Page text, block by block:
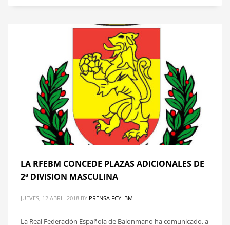
LA RFEBM CONCEDE PLAZAS ADICIONALES DE
2ª DIVISION MASCULINA
JUEVES, 12 ABRIL 2018 BY PRENSA FCYLBM
La Real Federación Española de Balonmano ha comunicado, a